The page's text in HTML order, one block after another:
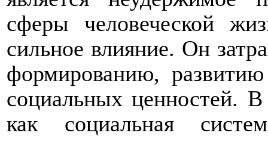
сферы человеческой
сильное влияние. Он
формированию,
социальных ценностей.
как социальная